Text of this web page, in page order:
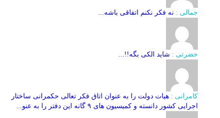
جمالی : نه فکر نکنم اتفاقی باشه...
حضرتی : شاید الکی بگه!!...
کامرانی : هیات دولت را به عنوان اتاق فکر تعالی حکمرانی ساختار
اجرایی کشور دانسته و کمیسیون های ۹ گانه این دفتر را به عنو...